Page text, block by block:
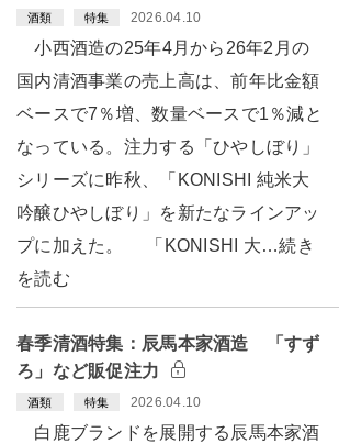
酒類 特集 2026.04.10
小西酒造の25年4月から26年2月の
国内清酒事業の売上高は、前年比金額
ベースで7％増、数量ベースで1％減と
なっている。注力する「ひやしぼり」
シリーズに昨秋、「KONISHI 純米大
吟醸ひやしぼり」を新たなラインアッ
プに加えた。 「KONISHI 大…続き
を読む
春季清酒特集：辰馬本家酒造 「すず
ろ」など販促注力
酒類 特集 2026.04.10
白鹿ブランドを展開する辰馬本家酒